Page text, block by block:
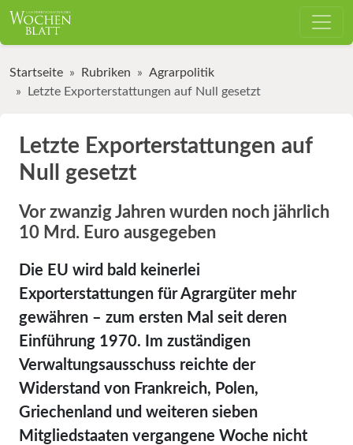
Startseite Rubriken
Agrarpolitik
Letzte Exporterstattungen auf Null gesetzt
Letzte Exporterstattungen auf
Null gesetzt
Vor zwanzig Jahren wurden noch jährlich
10 Mrd. Euro ausgegeben
Die EU wird bald keinerlei
Exporterstattungen für Agrargüter mehr
gewähren – zum ersten Mal seit deren
Einführung 1970. Im zuständigen
Verwaltungsausschuss reichte der
Widerstand von Frankreich, Polen,
Griechenland und weiteren sieben
Mitgliedstaaten vergangene Woche nicht